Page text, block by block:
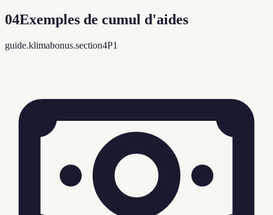
04Exemples de cumul d'aides
guide.klimabonus.section4P1